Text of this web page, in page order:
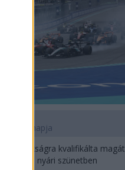
1 napja
kvalifikálta magát
az F1-es nyári szünetben